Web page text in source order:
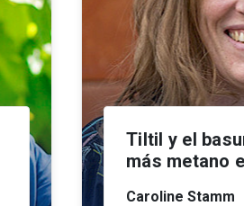
Tiltil y el
más metano
Caroline Stamm